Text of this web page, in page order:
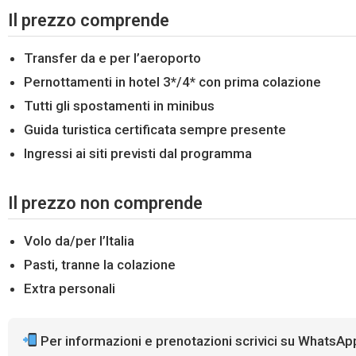
Il prezzo comprende
Transfer da e per l’aeroporto
Pernottamenti in hotel 3*/4* con prima colazione
Tutti gli spostamenti in minibus
Guida turistica certificata sempre presente
Ingressi ai siti previsti dal programma
Il prezzo non comprende
Volo da/per l’Italia
Pasti, tranne la colazione
Extra personali
Per informazioni e prenotazioni scrivici su